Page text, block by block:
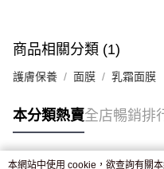
付款後門市自取，訂單確認後
商品相關分類 (1)
護膚保養 面膜 乳霜面膜
本分類熱賣全店暢銷排
本網站中使用 cookie，欲查詢有關